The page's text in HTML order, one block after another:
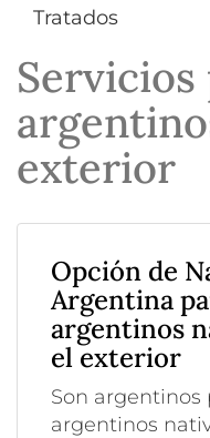
Tratados
Servicios
exterior
Opción de
Argentina
argentinos
el exterior
Son argentinos
argentinos